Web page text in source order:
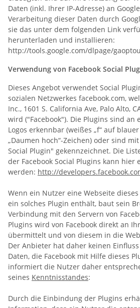
Daten (inkl. Ihrer IP-Adresse) an
Verarbeitung dieser Daten durch
sie das unter dem folgenden Link
herunterladen und installieren:
http://tools.google.com/dlpage/
Verwendung von Facebook Social
Dieses Angebot verwendet Social
sozialen Netzwerkes facebook.com,
Inc., 1601 S. California Ave, Palo Alto,
wird ("Facebook"). Die Plugins sind an
Logos erkennbar (weißes „f“ auf
„Daumen hoch“-Zeichen) oder sind
Social Plugin" gekennzeichnet. Die
der Facebook Social Plugins kann hier
werden: http://
Wenn ein Nutzer eine Webseite
ein solches Plugin enthält, baut sein
Verbindung mit den Servern von
Plugins wird von Facebook direkt an
übermittelt und von diesem in die
Der Anbieter hat daher keinen
Daten, die Facebook mit Hilfe dieses
informiert die Nutzer daher
seines Kenntnisstandes:
Durch die Einbindung der Plugins